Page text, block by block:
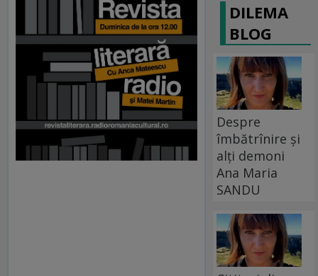
DILEMA
BLOG
Despre
îmbătrînire și
alți demoni
Ana Maria
SANDU